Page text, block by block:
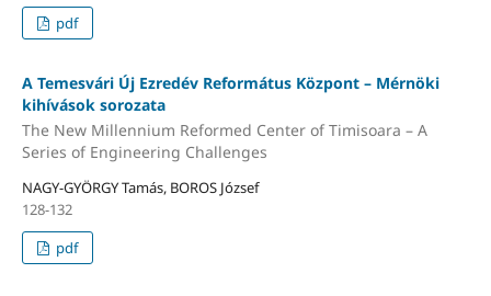
pdf
A Temesvári Új Ezredév Református Központ – Mérnöki
kihívások sorozata
The New Millennium Reformed Center of Timisoara – A
Series of Engineering Challenges
NAGY-GYÖRGY Tamás, BOROS József
128-132
pdf